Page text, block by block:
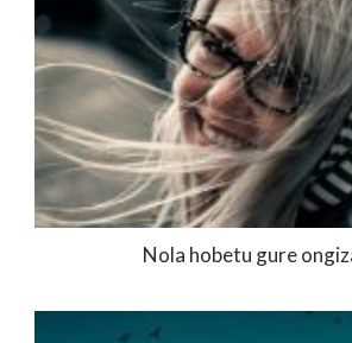
Nola hobetu gure